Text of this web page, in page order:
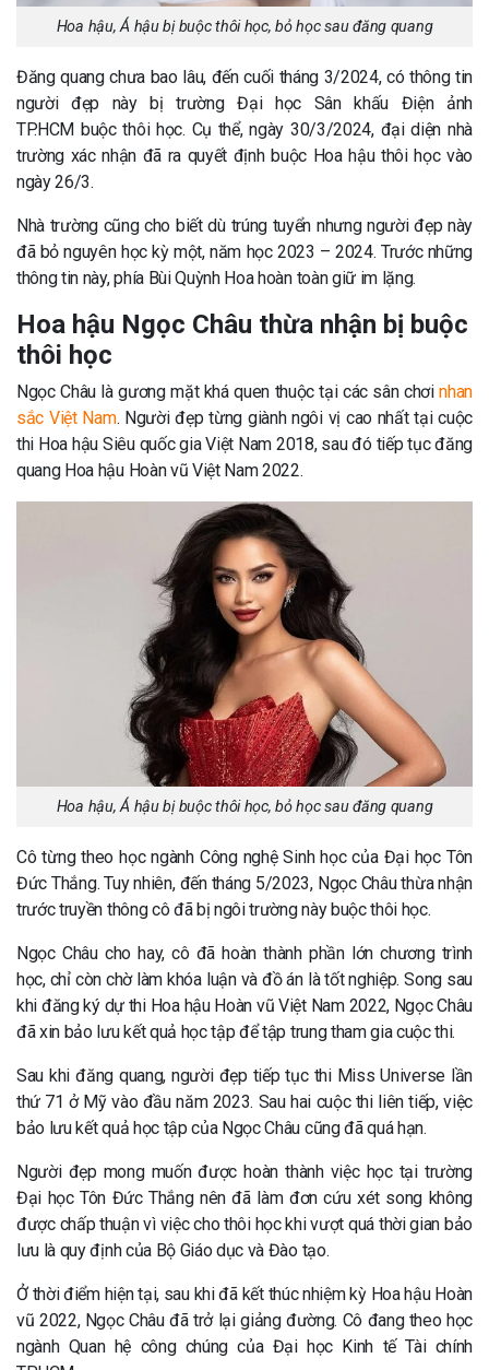
Hoa hậu, Á hậu bị buộc thôi học, bỏ học sau đăng quang
Đăng quang chưa bao lâu, đến cuối tháng 3/2024, có thông tin
người đẹp này bị trường Đại học Sân khấu Điện ảnh
TP.HCM buộc thôi học. Cụ thể, ngày 30/3/2024, đại diện nhà
trường xác nhận đã ra quyết định buộc Hoa hậu thôi học vào
ngày 26/3.
Nhà trường cũng cho biết dù trúng tuyển nhưng người đẹp này
đã bỏ nguyên học kỳ một, năm học 2023 – 2024. Trước những
thông tin này, phía Bùi Quỳnh Hoa hoàn toàn giữ im lặng.
Hoa hậu Ngọc Châu thừa nhận bị buộc
thôi học
Ngọc Châu là gương mặt khá quen thuộc tại các sân chơinhan
sắc Việt Nam. Người đẹp từng giành ngôi vị cao nhất tại cuộc
thi Hoa hậu Siêu quốc gia Việt Nam 2018, sau đó tiếp tục đăng
quang Hoa hậu Hoàn vũ Việt Nam 2022.
Hoa hậu, Á hậu bị buộc thôi học, bỏ học sau đăng quang
Cô từng theo học ngành Công nghệ Sinh học của Đại học Tôn
Đức Thắng. Tuy nhiên, đến tháng 5/2023, Ngọc Châu thừa nhận
trước truyền thông cô đã bị ngôi trường này buộc thôi học.
Ngọc Châu cho hay, cô đã hoàn thành phần lớn chương trình
học, chỉ còn chờ làm khóa luận và đồ án là tốt nghiệp. Song sau
khi đăng ký dự thi Hoa hậu Hoàn vũ Việt Nam 2022, Ngọc Châu
đã xin bảo lưu kết quả học tập để tập trung tham gia cuộc thi.
Sau khi đăng quang, người đẹp tiếp tục thi Miss Universe lần
thứ 71 ở Mỹ vào đầu năm 2023. Sau hai cuộc thi liên tiếp, việc
bảo lưu kết quả học tập của Ngọc Châu cũng đã quá hạn.
Người đẹp mong muốn được hoàn thành việc học tại trường
Đại học Tôn Đức Thắng nên đã làm đơn cứu xét song không
được chấp thuận vì việc cho thôi học khi vượt quá thời gian bảo
lưu là quy định của Bộ Giáo dục và Đào tạo.
Ở thời điểm hiện tại, sau khi đã kết thúc nhiệm kỳ Hoa hậu Hoàn
vũ 2022, Ngọc Châu đã trở lại giảng đường. Cô đang theo học
ngành Quan hệ công chúng của Đại học Kinh tế Tài chính